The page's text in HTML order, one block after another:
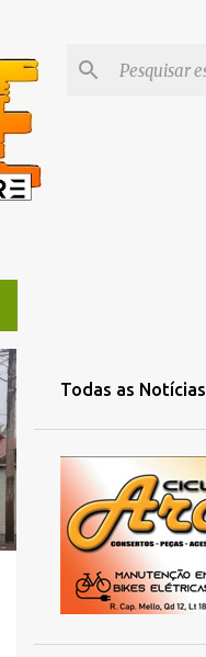
Todas as Notícias